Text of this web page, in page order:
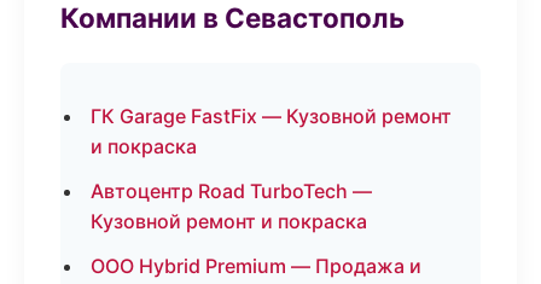
Компании в Севастополь
ГК Garage FastFix — Кузовной ремонт
и покраска
Автоцентр Road TurboTech —
Кузовной ремонт и покраска
ООО Hybrid Premium — Продажа и